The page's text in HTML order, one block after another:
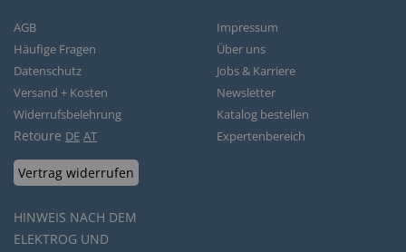
AGB
Häufige Fragen
Datenschutz
Versand + Kosten
Widerrufsbelehrung
Retoure DE AT
Vertrag widerrufen
HINWEIS NACH DEM
ELEKTROG UND
Impressum
Über uns
Jobs & Karriere
Newsletter
Katalog bestellen
Expertenbereich